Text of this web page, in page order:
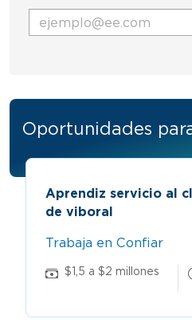
Oportunidades
Aprendiz servicio al
de viboral
Trabaja en Confiar
$1,5 a $2 millones